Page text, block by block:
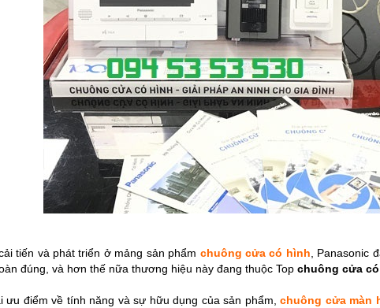
tiến và phát triển ở mảng sản phẩm chuông cửa có hình , Panasonic
đúng, và hơn thế nữa thương hiệu này đang thuộc Topchuông cửa
ưu điểm về tính năng và sự hữu dụng của sản phẩm,chuông cửa màn